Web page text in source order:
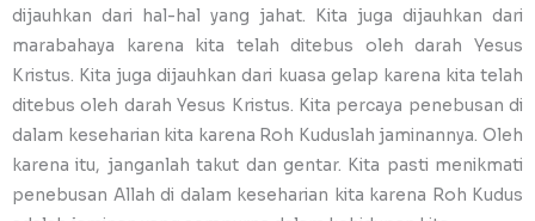
dijauhkan dari hal-hal yang jahat. Kita juga dijauhkan dari
marabahaya karena kita telah ditebus oleh darah Yesus
Kristus. Kita juga dijauhkan dari kuasa gelap karena kita telah
ditebus oleh darah Yesus Kristus. Kita percaya penebusan di
dalam keseharian kita karena Roh Kuduslah jaminannya. Oleh
karena itu, janganlah takut dan gentar. Kita pasti menikmati
penebusan Allah di dalam keseharian kita karena Roh Kudus